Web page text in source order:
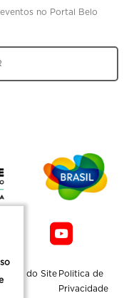
no Portal Belo
Mapa do Site Politica de
Privacidade